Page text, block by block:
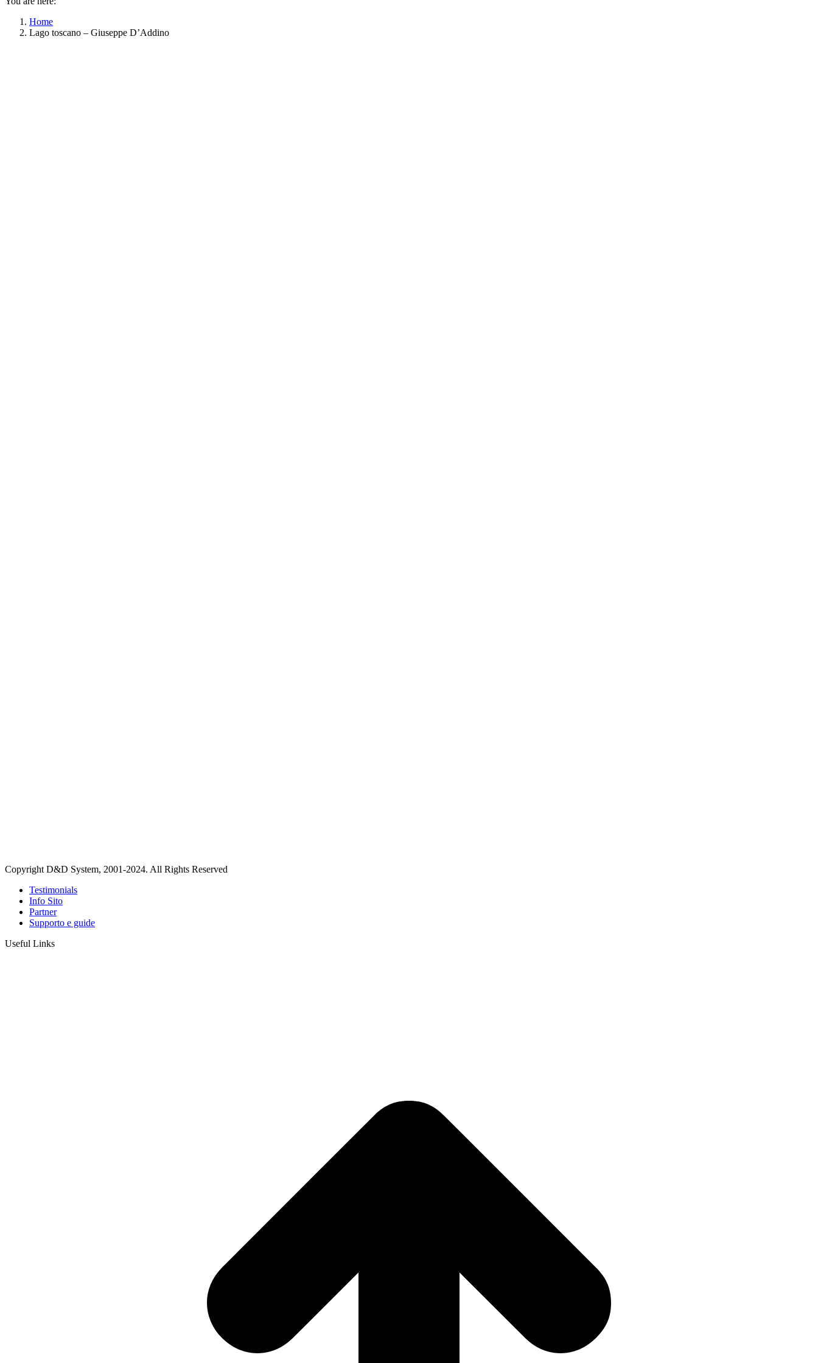
Home
Lago toscano – Giuseppe D’Addino
Copyright D&D System, 2001-2024. All Rights Reserved
Testimonials
Info Sito
Partner
Supporto e guide
Useful Links